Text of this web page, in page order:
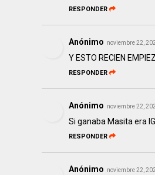
RESPONDER
Anónimo noviembre 22,
Y ESTO RECIEN
RESPONDER
Anónimo noviembre 22,
Si ganaba Masita era
RESPONDER
Anónimo noviembre 22,